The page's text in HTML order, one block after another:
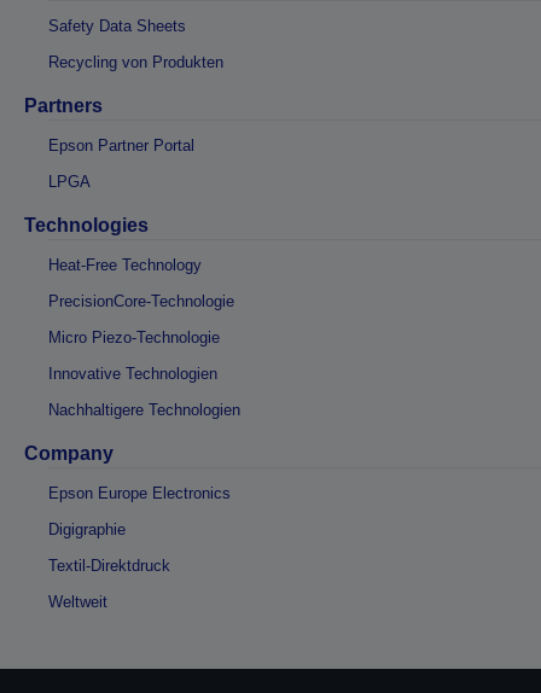
Safety Data Sheets
Recycling von Produkten
Partners
Epson Partner Portal
LPGA
Technologies
Heat-Free Technology
PrecisionCore-Technologie
Micro Piezo-Technologie
Innovative Technologien
Nachhaltigere Technologien
Company
Epson Europe Electronics
Digigraphie
Textil-Direktdruck
Weltweit